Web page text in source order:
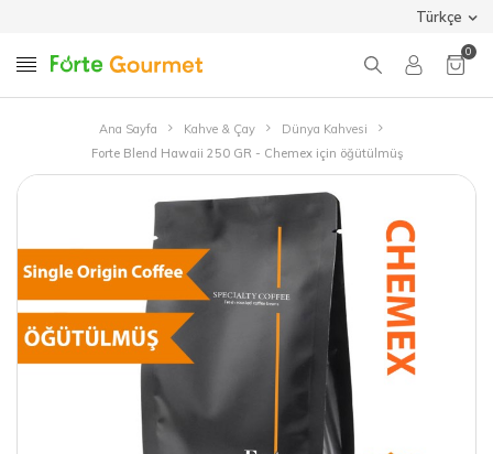
Türkçe
0
Ana Sayfa Kahve & Çay
Dünya Kahvesi
Forte Blend Hawaii 250 GR - Chemex için öğütülmüş